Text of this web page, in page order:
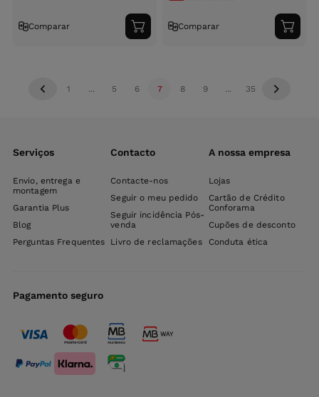
Comparar
Adicionar
ao
Comparar
ao
1 ... 5 6 7 8 9 ... 35
Serviços
Envio, entrega e
montagem
Garantia Plus
Blog
Perguntas Frequentes
Contacto
Contacte-nos
Seguir o meu pedido
Seguir incidência Pós-
venda
Livro de reclamações
A nossa empresa
Lojas
Cartão de Crédito
Conforama
Cupões de desconto
Conduta ética
Pagamento seguro